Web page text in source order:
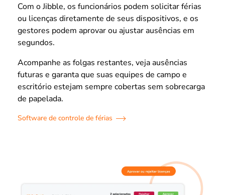
Com o Jibble, os funcionários podem solicitar férias
ou licenças diretamente de seus dispositivos, e os
gestores podem aprovar ou ajustar ausências em
segundos.
Acompanhe as folgas restantes, veja ausências
futuras e garanta que suas equipes de campo e
escritório estejam sempre cobertas sem sobrecarga
de papelada.
Software de controle de férias